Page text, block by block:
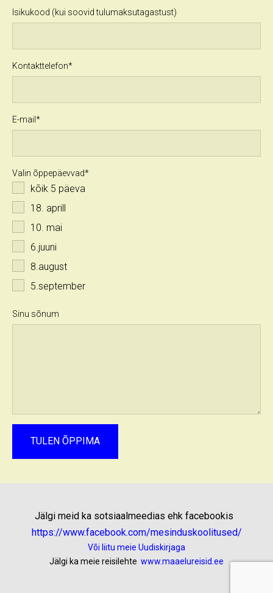
Isikukood (kui soovid tulumaksutagastust)
Kontakttelefon
E-mail
Valin õppepäevvad
kõik 5 päeva
18. aprill
10. mai
6.juuni
8.august
5.september
Sinu sõnum
Jälgi meid ka sotsiaalmeedias ehk facebookis
https://www.facebook.com/mesinduskoolitused/
Või liitu meie Uudiskirjaga
Jälgi ka meie reisilehte www.maaelureisid.ee